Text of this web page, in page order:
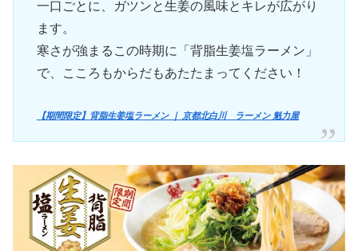
一口ごとに、ガツンと生姜の風味とキレが広がり
ます。
寒さが強まるこの時期に「背脂生姜塩ラーメン」
で、こころもからだもあたたまってください！
【期間限定】背脂生姜塩ラーメン ｜ 京都北白川 ラーメン 魁力屋